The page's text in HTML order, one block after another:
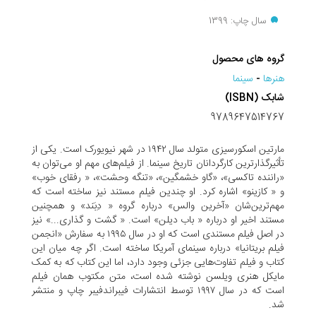
سال چاپ: 1399
گروه های محصول
هنرها - سينما
شابک (ISBN)
9789647514767
مارتین اسکورسیزی متولد سال ۱۹۴۲ در شهر نیویورک است. یکی از
تأثیرگذارترین کارگردانان تاریخ سینما. از فیلم‌های مهم او می‌توان به
«راننده تاکسی»، «گاو خشمگین»، «تنگه وحشت»، « رفقای خوب»
و « کازینو» اشاره کرد. او چندین فیلم مستند نیز ساخته است که
مهم‌ترین‌شان «آخرین والس» درباره گروه « دِبَند» و همچنین
مستند اخیر او درباره « باب دیلن» است. « گشت و گذاری...» نیز
در اصل فیلم مستندی است که او در سال ۱۹۹۵ به سفارش «انجمن
فیلم بریتانیا» درباره سینمای آمریکا ساخته است. اگر چه میان این
کتاب و فیلم تفاوت‌هایی جزئی وجود دارد، اما این کتاب که به کمک
مایکل هنری ویلسن نوشته شده است، متن مکتوب همان فیلم
است که در سال ۱۹۹۷ توسط انتشارات فیبراندفیبر چاپ و منتشر
شد.